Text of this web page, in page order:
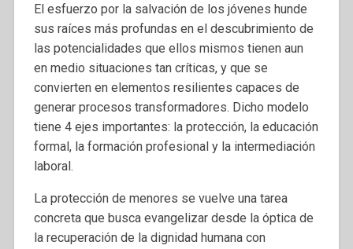
El esfuerzo por la salvación de los jóvenes hunde
sus raíces más profundas en el descubrimiento de
las potencialidades que ellos mismos tienen aun
en medio situaciones tan críticas, y que se
convierten en elementos resilientes capaces de
generar procesos transformadores. Dicho modelo
tiene 4 ejes importantes: la protección, la educación
formal, la formación profesional y la intermediación
laboral.
La protección de menores se vuelve una tarea
concreta que busca evangelizar desde la óptica de
la recuperación de la dignidad humana con